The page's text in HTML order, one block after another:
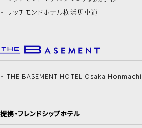
リッチモンドホテル横浜馬車道
THE BASEMENT HOTEL Osaka Honmachi
提携・フレンドシップホテル